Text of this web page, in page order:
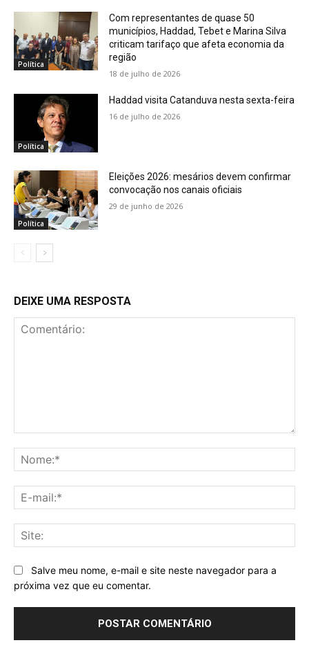
Política
Com representantes de quase 50
municípios, Haddad, Tebet e Marina Silva
criticam tarifaço que afeta economia da
região
18 de julho de 2026
Política
Haddad visita Catanduva nesta sexta-feira
16 de julho de 2026
Política
Eleições 2026: mesários devem confirmar
convocação nos canais oficiais
29 de junho de 2026
DEIXE UMA RESPOSTA
Salve meu nome, e-mail e site neste navegador para a
próxima vez que eu comentar.